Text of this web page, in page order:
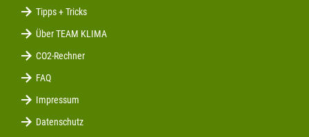
Tipps + Tricks
Über TEAM KLIMA
CO2-Rechner
FAQ
Impressum
Datenschutz